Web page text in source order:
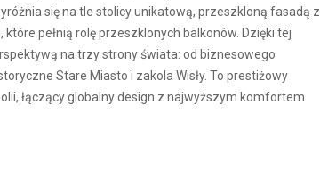
się na tle stolicy unikatową, przeszkloną fasadą z
pełnią rolę przeszklonych balkonów. Dzięki tej
na trzy strony świata: od biznesowego
Stare Miasto i zakola Wisły. To prestiżowy
łączący globalny design z najwyższym komfortem